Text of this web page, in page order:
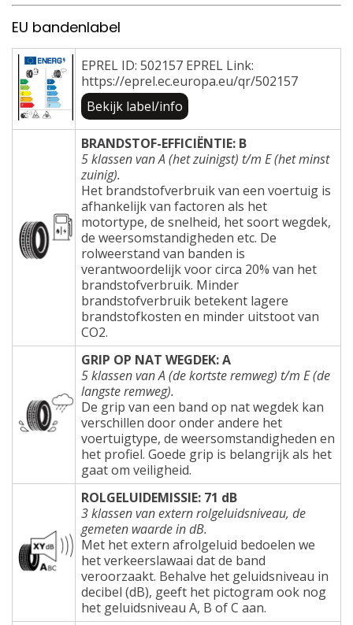
EU bandenlabel
EPREL ID: 502157 EPREL Link:
https://eprel.ec.europa.eu/qr/502157
Bekijk label/info
BRANDSTOF-EFFICIËNTIE: B
5 klassen van A (het zuinigst) t/m E (het minst
zuinig).
Het brandstofverbruik van een voertuig is
afhankelijk van factoren als het
motortype, de snelheid, het soort wegdek,
de weersomstandigheden etc. De
rolweerstand van banden is
verantwoordelijk voor circa 20% van het
brandstofverbruik. Minder
brandstofverbruik betekent lagere
brandstofkosten en minder uitstoot van
CO2.
GRIP OP NAT WEGDEK: A
5 klassen van A (de kortste remweg) t/m E (de
langste remweg).
De grip van een band op nat wegdek kan
verschillen door onder andere het
voertuigtype, de weersomstandigheden en
het profiel. Goede grip is belangrijk als het
gaat om veiligheid.
ROLGELUIDEMISSIE: 71 dB
3 klassen van extern rolgeluidsniveau, de
gemeten waarde in dB.
Met het extern afrolgeluid bedoelen we
het verkeerslawaai dat de band
veroorzaakt. Behalve het geluidsniveau in
decibel (dB), geeft het pictogram ook nog
het geluidsniveau A, B of C aan.